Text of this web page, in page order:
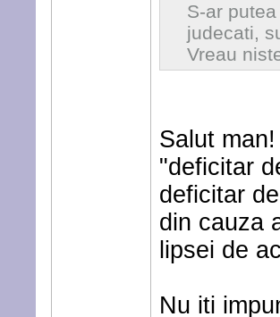
S-ar
judecati,
Vreau
Salut
"deficitar
deficitar
din cauza
lipsei de
Nu iti